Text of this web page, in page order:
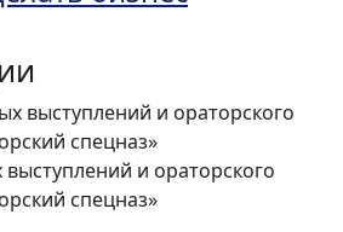
и ораторского
спецназ»